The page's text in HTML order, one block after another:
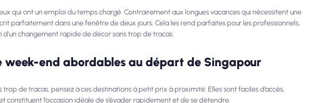
qui ont un emploi du temps chargé. Contrairement aux longues vacances qui nécessitent une
parfaitement dans une fenêtre de deux jours. Cela les rend parfaites pour les professionnels,
d'un changement rapide de décor sans trop de tracas.
week-end abordables au départ de Singapour
trop de tracas, pensez à ces destinations à petit prix à proximité. Elles sont faciles d’accès,
l’occasion idéale de s’évader rapidement et de se détendre.